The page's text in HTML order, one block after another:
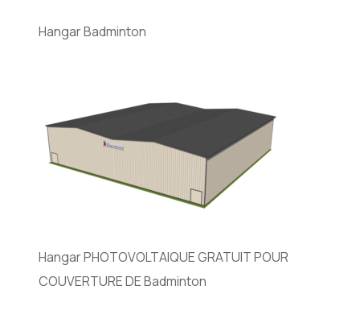
Hangar Badminton
Hangar PHOTOVOLTAIQUE GRATUIT POUR
COUVERTURE DE Badminton